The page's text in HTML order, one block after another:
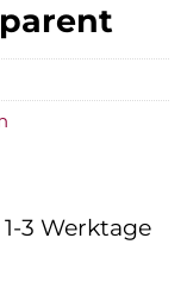
3 Werktage